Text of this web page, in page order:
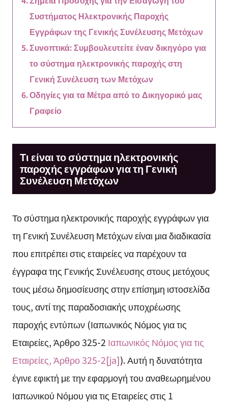
Συστήματος Ηλεκτρονικής Παροχής
Εγγράφων της Γενικής Συνέλευσης Μετόχων
Συνοπτικά: Συμβουλευτείτε έναν δικηγόρο για
το σύστημα ηλεκτρονικής παροχής στη
Γενική Συνέλευση των Μετόχων
Οδηγίες για τα Μέτρα από το Δικηγορικό μας
Γραφείο
Τι είναι το σύστημα ηλεκτρονικής
παροχής εγγράφων για τη Γενική
Συνέλευση Μετόχων
Το σύστημα ηλεκτρονικής παροχής εγγράφων για
τη Γενική Συνέλευση Μετόχων είναι μια διαδικασία
που επιτρέπει στις εταιρείες να παρέχουν τα
έγγραφα της Γενικής Συνέλευσης στους μετόχους
τους μέσω δημοσίευσης στην επίσημη ιστοσελίδα
τους, αντί της παραδοσιακής υποχρέωσης
παροχής εντύπων (Ιαπωνικός Νόμος για τις
Εταιρείες, Άρθρο 325-2 Ιαπωνικός Νόμος για τις
Εταιρείες, Άρθρο 325-2[ja]). Αυτή η δυνατότητα
έγινε εφικτή με την εφαρμογή του αναθεωρημένου
Ιαπωνικού Νόμου για τις Εταιρείες στις 1